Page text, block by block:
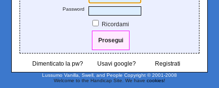
Password
Ricordami
Dimenticato la pw? Usavi google? Registrati
Lussumo Vanilla, Swell, and People Copyright © 2001-2008
Welcome to the Handicap Site. We have cookies!